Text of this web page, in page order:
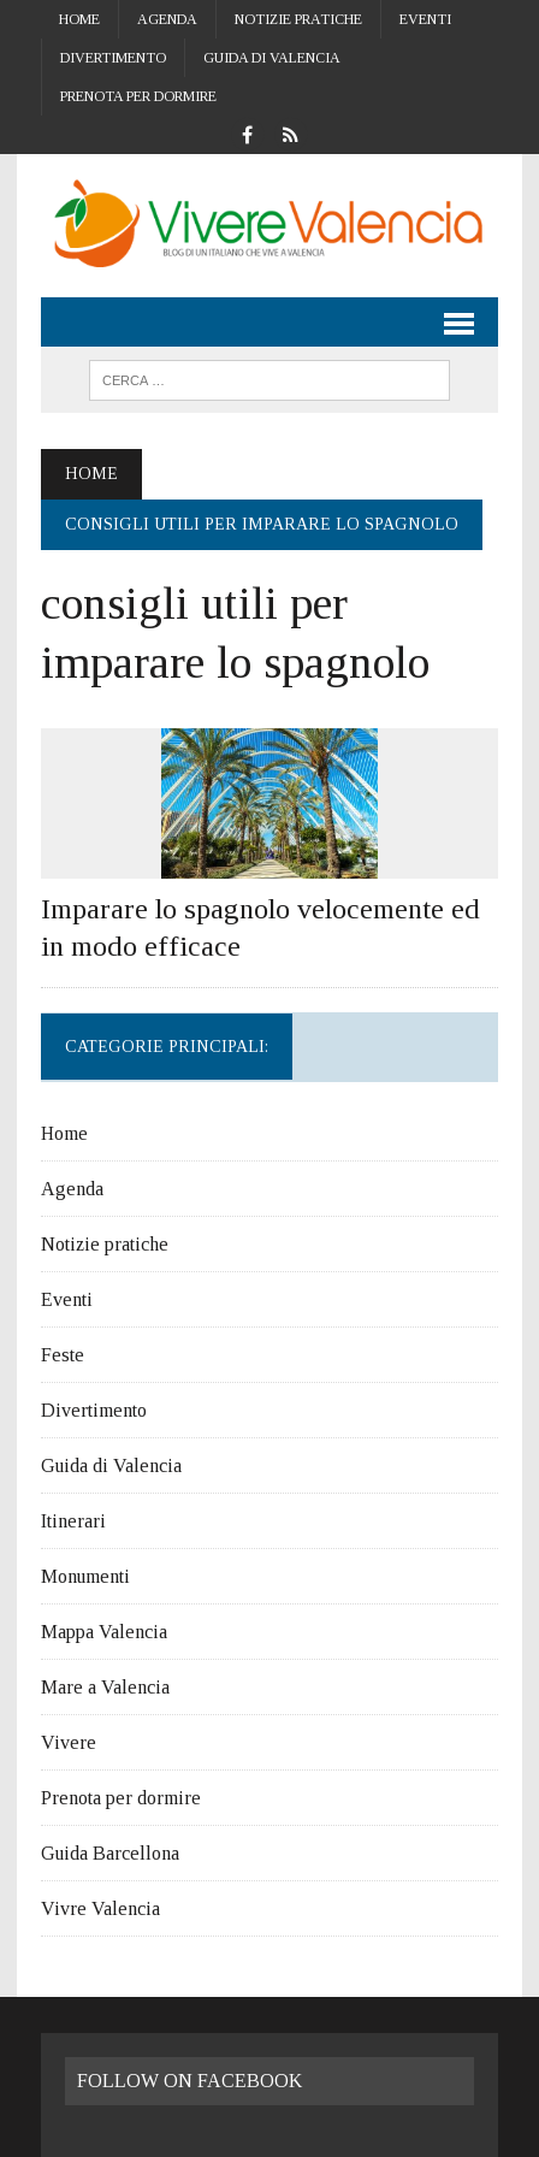
HOME AGENDA NOTIZIE PRATICHE EVENTI
DIVERTIMENTO GUIDA DI VALENCIA
PRENOTA PER DORMIRE
HOME
CONSIGLI UTILI PER IMPARARE LO SPAGNOLO
consigli utili per
imparare lo spagnolo
Imparare lo spagnolo velocemente ed
in modo efficace
CATEGORIE PRINCIPALI:
Home
Agenda
Notizie pratiche
Eventi
Feste
Divertimento
Guida di Valencia
Itinerari
Monumenti
Mappa Valencia
Mare a Valencia
Vivere
Prenota per dormire
Guida Barcellona
Vivre Valencia
FOLLOW ON FACEBOOK